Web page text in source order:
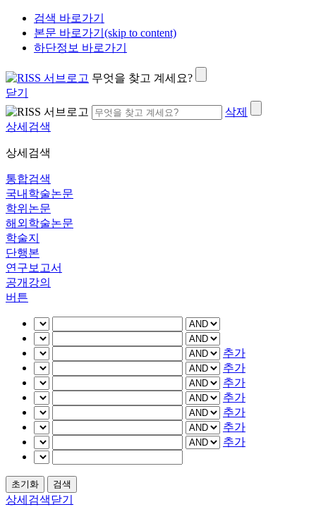
검색 바로가기
본문 바로가기(skip to content)
하단정보 바로가기
무엇을 찾고 계세요?
닫기
삭제
상세검색
상세검색
통합검색
국내학술논문
학위논문
해외학술논문
학술지
단행본
연구보고서
공개강의
버튼
추가
추가
추가
추가
추가
추가
추가
상세검색닫기